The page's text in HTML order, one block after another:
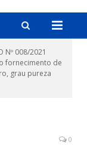
Nº 008/2021
fornecimento de
grau pureza
0